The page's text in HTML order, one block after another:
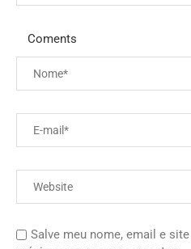
Coments
Salve meu nome, email e